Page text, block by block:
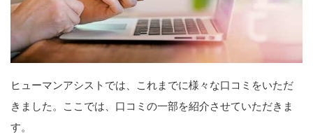
ヒューマンアシストでは、これまでに様々な口コミをいただ
きました。ここでは、口コミの一部を紹介させていただきま
す。